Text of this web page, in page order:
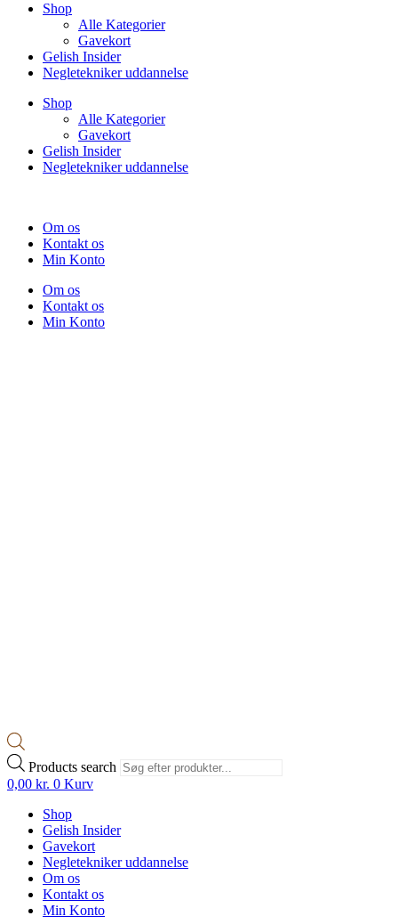
Shop
Alle Kategorier
Gavekort
Gelish Insider
Negletekniker uddannelse
Shop
Alle Kategorier
Gavekort
Gelish Insider
Negletekniker uddannelse
Om os
Kontakt os
Min Konto
Om os
Kontakt os
Min Konto
Products search
0,00 kr. 0 Kurv
Shop
Gelish Insider
Gavekort
Negletekniker uddannelse
Om os
Kontakt os
Min Konto